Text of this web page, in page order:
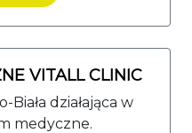
VITALL CLINIC
Biała działająca w
medyczne.